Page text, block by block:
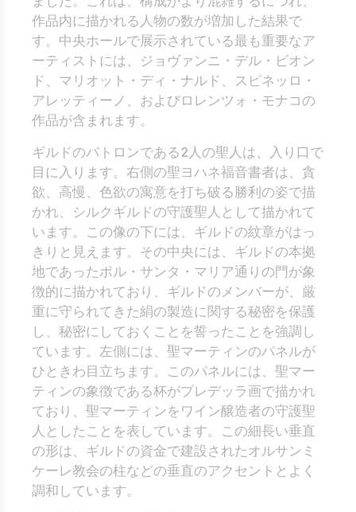
作品内に描かれる人物の数が増加した結果で
す。中央ホールで展示されている最も重要なア
ーティストには、ジョヴァンニ・デル・ビオン
ド、マリオット・ディ・ナルド、スピネッロ・
アレッティーノ、およびロレンツォ・モナコの
作品が含まれます。
ギルドのパトロンである2人の聖人は、入り口で
目に入ります。右側の聖ヨハネ福音書者は、貪
欲、高慢、色欲の寓意を打ち破る勝利の姿で描
かれ、シルクギルドの守護聖人として描かれて
います。この像の下には、ギルドの紋章がはっ
きりと見えます。その中央には、ギルドの本拠
地であったポル・サンタ・マリア通りの門が象
徴的に描かれており、ギルドのメンバーが、厳
重に守られてきた絹の製造に関する秘密を保護
し、秘密にしておくことを誓ったことを強調し
ています。左側には、聖マーティンのパネルが
ひときわ目立ちます。このパネルには、聖マー
ティンの象徴である杯がプレデッラ画で描かれ
ており、聖マーティンをワイン醸造者の守護聖
人としたことを表しています。この細長い垂直
の形は、ギルドの資金で建設されたオルサンミ
ケーレ教会の柱などの垂直のアクセントとよく
調和しています。